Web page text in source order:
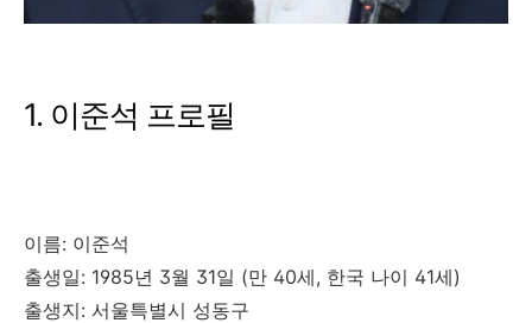
1. 이준석 프로필
이름: 이준석
출생일: 1985년 3월 31일 (만 40세, 한국 나이 41세)
출생지: 서울특별시 성동구